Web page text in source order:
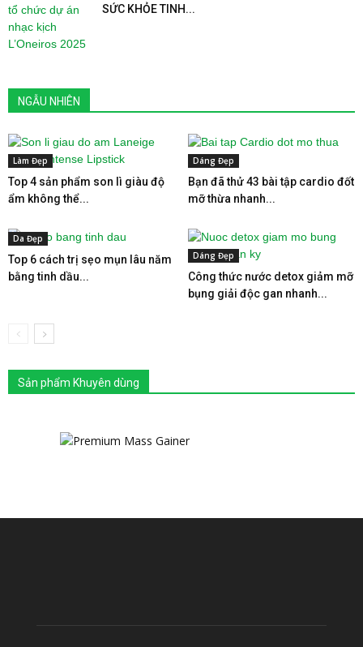
SỨC KHỎE TINH...
NGẪU NHIÊN
Làm Đẹp
Top 4 sản phẩm son lì giàu độ
ẩm không thể...
Dáng Đẹp
Bạn đã thử 43 bài tập cardio đốt
mỡ thừa nhanh...
Da Đẹp
Top 6 cách trị sẹo mụn lâu năm
bằng tinh dầu...
Dáng Đẹp
Công thức nước detox giảm mỡ
bụng giải độc gan nhanh...
Sản phẩm Khuyên dùng